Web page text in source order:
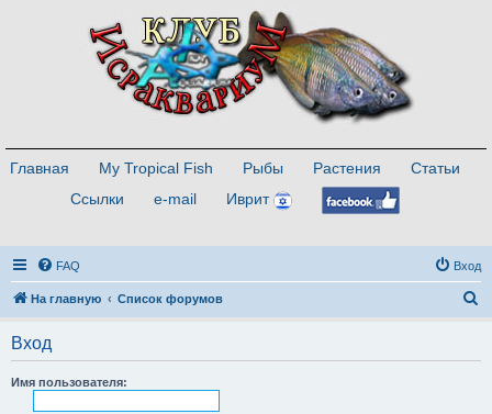
Главная My Tropical Fish Рыбы Растения
Статьи
Ссылки
e-mail Иврит
FAQ Вход
На главную Список форумов
Вход
Имя пользователя: